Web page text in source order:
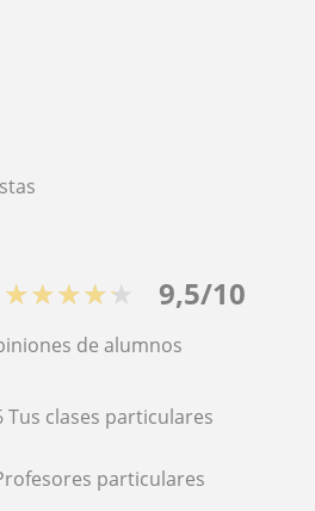
★★★★★ 9,5/10
de alumnos
Tus clases particulares
particulares